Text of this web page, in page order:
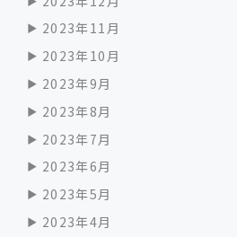
2023年11月
2023年10月
2023年9月
2023年8月
2023年7月
2023年6月
2023年5月
2023年4月